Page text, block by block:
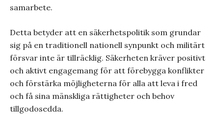
samarbete.
Detta betyder att en säkerhetspolitik som grundar
sig på en traditionell nationell synpunkt och militärt
försvar inte är tillräcklig. Säkerheten kräver positivt
och aktivt engagemang för att förebygga konflikter
och förstärka möjligheterna för alla att leva i fred
och få sina mänskliga rättigheter och behov
tillgodosedda.